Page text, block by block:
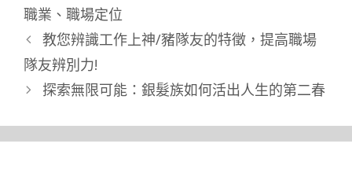
職業 、 職場定位
教您辨識工作上神/豬隊友的特徵，提高職場
隊友辨別力!
探索無限可能：銀髮族如何活出人生的第二春